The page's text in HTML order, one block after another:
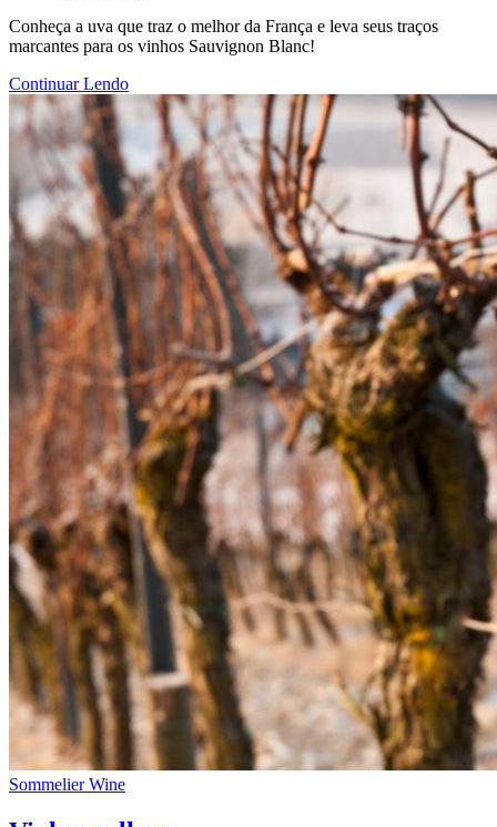
Conheça a uva que traz o melhor da França e leva seus traços
marcantes para os vinhos Sauvignon Blanc!
Continuar Lendo
Sommelier Wine